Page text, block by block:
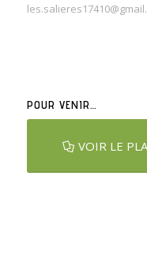
POUR VENIR…
VOIR LE